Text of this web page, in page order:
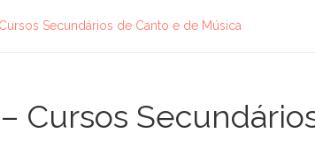
Secundários de Canto e de Música
Cursos